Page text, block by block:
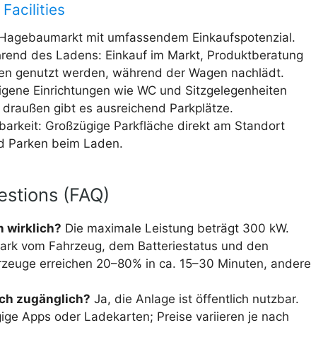
mit umfassendem Einkaufspotenzial.
des Ladens: Einkauf im Markt, Produktberatung
genutzt werden, während der Wagen nachlädt.
Einrichtungen wie WC und Sitzgelegenheiten
gibt es ausreichend Parkplätze.
Großzügige Parkfläche direkt am Standort
Parken beim Laden.
(FAQ)
wirklich? Die maximale Leistung beträgt 300 kW.
vom Fahrzeug, dem Batteriestatus und den
erreichen 20–80% in ca. 15–30 Minuten, andere
zugänglich? Ja, die Anlage ist öffentlich nutzbar.
Apps oder Ladekarten; Preise variieren je nach